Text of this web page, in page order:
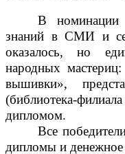
В номинации
знаний в СМИ и
оказалось, но
народных
вышивки»,
(библиотека-
дипломом.
Все
дипломы и денежное